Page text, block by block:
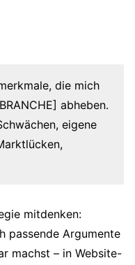
die mich
abheben.
eigene
mitdenken:
passende Argumente
machst – in Website-